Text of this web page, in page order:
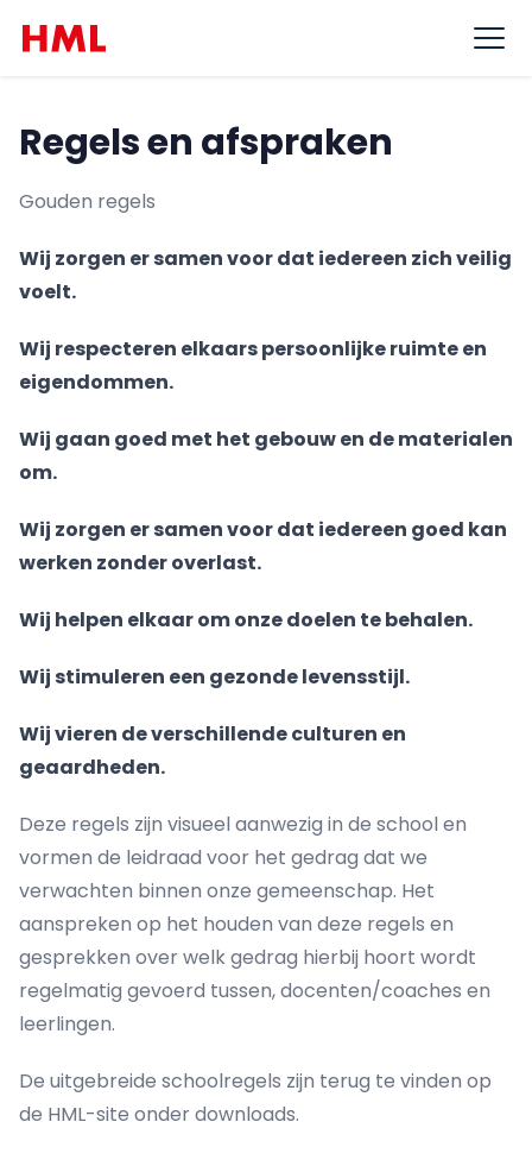
Regels en afspraken
Gouden regels
Wij zorgen er samen voor dat iedereen zich veilig
voelt.
Wij respecteren elkaars persoonlijke ruimte en
eigendommen.
Wij gaan goed met het gebouw en de materialen
om.
Wij zorgen er samen voor dat iedereen goed kan
werken zonder overlast.
Wij helpen elkaar om onze doelen te behalen.
Wij stimuleren een gezonde levensstijl.
Wij vieren de verschillende culturen en
geaardheden.
Deze regels zijn visueel aanwezig in de school en
vormen de leidraad voor het gedrag dat we
verwachten binnen onze gemeenschap. Het
aanspreken op het houden van deze regels en
gesprekken over welk gedrag hierbij hoort wordt
regelmatig gevoerd tussen, docenten/coaches en
leerlingen.
De uitgebreide schoolregels zijn terug te vinden op
de HML-site onder downloads.